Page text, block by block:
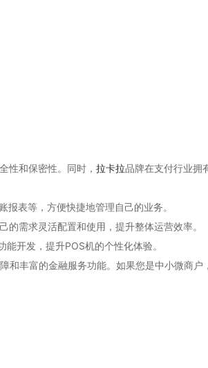
和保密性。同时， 拉卡拉品牌在支付行业拥
表等，方便快捷地管理自己的业务。
需求灵活配置和使用，提升整体运营效率。
开发，提升POS机的个性化体验。
丰富的金融服务功能。如果您是中小微商户